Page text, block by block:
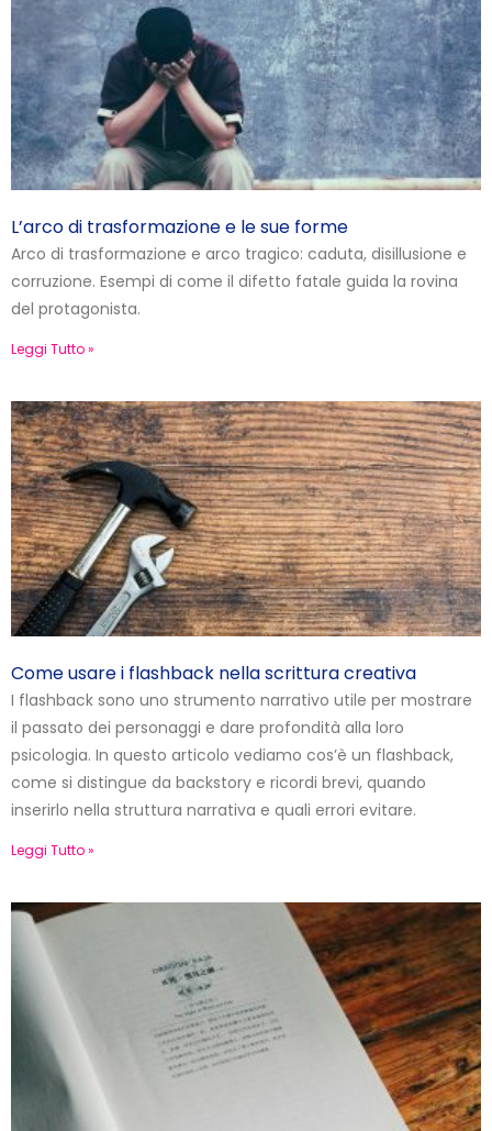
L’arco di trasformazione e le sue forme
Arco di trasformazione e arco tragico: caduta, disillusione e
corruzione. Esempi di come il difetto fatale guida la rovina
del protagonista.
Leggi Tutto »
Come usare i flashback nella scrittura creativa
I flashback sono uno strumento narrativo utile per mostrare
il passato dei personaggi e dare profondità alla loro
psicologia. In questo articolo vediamo cos’è un flashback,
come si distingue da backstory e ricordi brevi, quando
inserirlo nella struttura narrativa e quali errori evitare.
Leggi Tutto »